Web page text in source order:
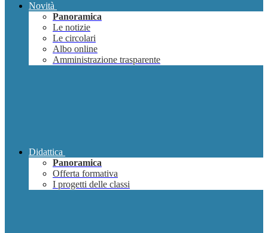
Novità
Panoramica
Le notizie
Le circolari
Albo online
Amministrazione trasparente
Didattica
Panoramica
Offerta formativa
I progetti delle classi